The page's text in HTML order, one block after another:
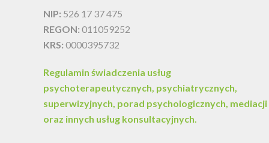
NIP: 526 17 37 475
REGON: 011059252
KRS: 0000395732
Regulamin świadczenia usług
psychoterapeutycznych, psychiatrycznych,
superwizyjnych, porad psychologicznych, mediacji
oraz innych usług konsultacyjnych.